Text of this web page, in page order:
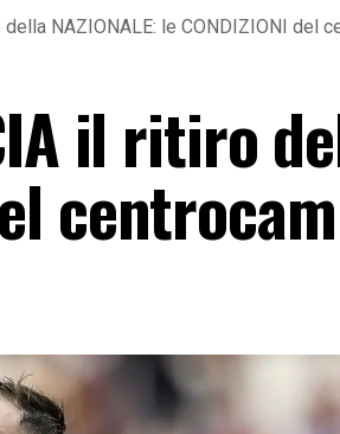
NAZIONALE: le CONDIZIONI del
il ritiro